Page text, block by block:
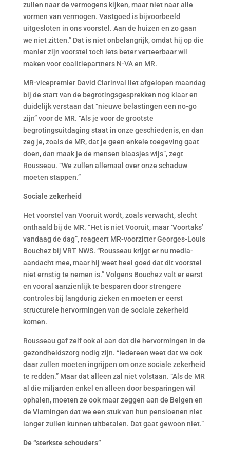
zullen naar de vermogens kijken, maar niet naar alle
vormen van vermogen. Vastgoed is bijvoorbeeld
uitgesloten in ons voorstel. Aan de huizen en zo gaan
we niet zitten.” Dat is niet onbelangrijk, omdat hij op die
manier zijn voorstel toch iets beter verteerbaar wil
maken voor coalitiepartners N-VA en MR.
MR-vicepremier David Clarinval liet afgelopen maandag
bij de start van de begrotingsgesprekken nog klaar en
duidelijk verstaan dat “nieuwe belastingen een no-go
zijn” voor de MR. “Als je voor de grootste
begrotingsuitdaging staat in onze geschiedenis, en dan
zeg je, zoals de MR, dat je geen enkele toegeving gaat
doen, dan maak je de mensen blaasjes wijs”, zegt
Rousseau. “We zullen allemaal over onze schaduw
moeten stappen.”
Sociale zekerheid
Het voorstel van Vooruit wordt, zoals verwacht, slecht
onthaald bij de MR. “Het is niet Vooruit, maar ‘Voortaks’
vandaag de dag”, reageert MR-voorzitter Georges-Louis
Bouchez bij VRT NWS. “Rousseau krijgt er nu media-
aandacht mee, maar hij weet heel goed dat dit voorstel
niet ernstig te nemen is.” Volgens Bouchez valt er eerst
en vooral aanzienlijk te besparen door strengere
controles bij langdurig zieken en moeten er eerst
structurele hervormingen van de sociale zekerheid
komen.
Rousseau gaf zelf ook al aan dat die hervormingen in de
gezondheidszorg nodig zijn. “Iedereen weet dat we ook
daar zullen moeten ingrijpen om onze sociale zekerheid
te redden.” Maar dat alleen zal niet volstaan. “Als de MR
al die miljarden enkel en alleen door besparingen wil
ophalen, moeten ze ook maar zeggen aan de Belgen en
de Vlamingen dat we een stuk van hun pensioenen niet
langer zullen kunnen uitbetalen. Dat gaat gewoon niet.”
De “sterkste schouders”